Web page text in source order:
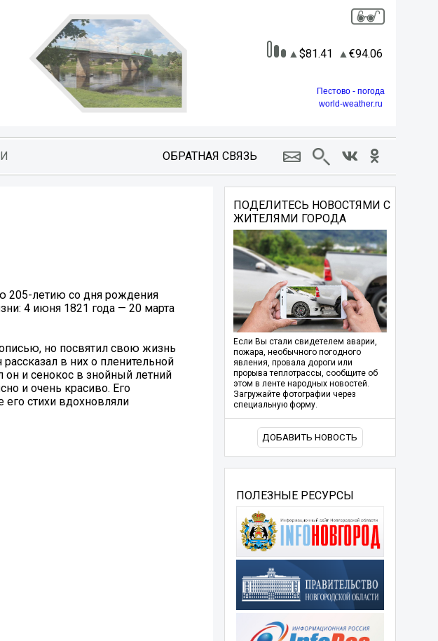
81.41 94.06
Пестово - погода
world-weather.ru
ОБРАТНАЯ СВЯЗЬ
205-летию со дня рождения
4 июня 1821 года — 20 марта
но посвятил свою жизнь
в них о пленительной
он и сенокос в знойный летний
и очень красиво. Его
его стихи вдохновляли
ПОДЕЛИТЕСЬ НОВОСТЯМИ С
ЖИТЕЛЯМИ ГОРОДА
Если Вы стали свидетелем аварии,
пожара, необычного погодного
явления, провала дороги или
прорыва теплотрассы, сообщите об
этом в ленте народных новостей.
Загружайте фотографии через
специальную форму.
ДОБАВИТЬ НОВОСТЬ
ПОЛЕЗНЫЕ РЕСУРСЫ